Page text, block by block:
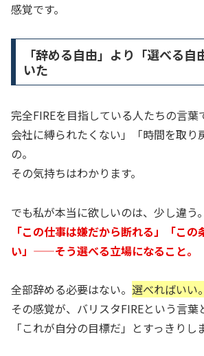
感覚です。
「辞める自由」より「選べる自
いた
完全FIREを目指している人たちの言葉
会社に縛られたくない」「時間を取り
の。
その気持ちはわかります。
でも私が本当に欲しいのは、少し違う。
「この仕事は嫌だから断れる」「こ
い」——そう選べる立場になること。
全部辞める必要はない。 選べればいい。
その感覚が、バリスタFIREという言葉
「これが自分の目標だ」とすっきりし